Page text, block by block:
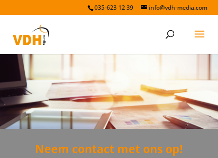
035-623 12 39 info@vdh-media.com
Neem contact met ons op!